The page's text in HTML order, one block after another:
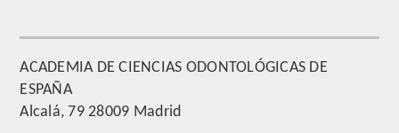
SUPERNUMERARIOS
HONOR
ACADEMIA DE CIENCIAS ODONTOLÓGICAS DE
ESPAÑA
Alcalá, 79 28009 Madrid